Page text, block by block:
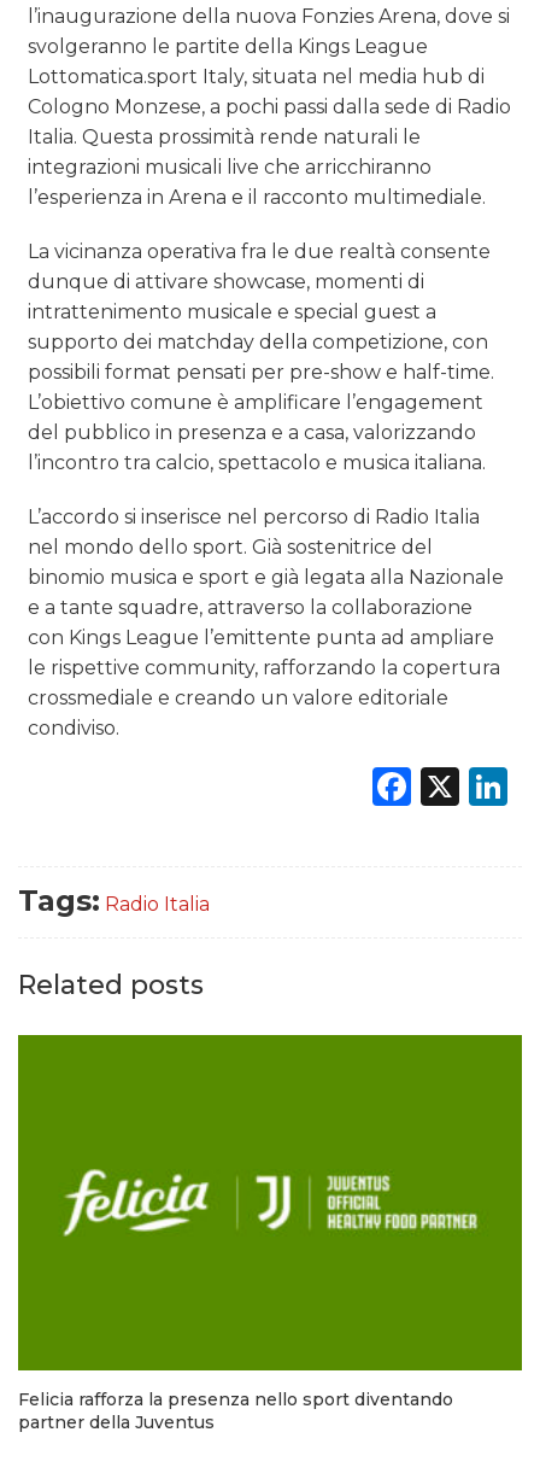
l’inaugurazione della nuova Fonzies Arena, dove si
svolgeranno le partite della Kings League
Lottomatica.sport Italy, situata nel media hub di
Cologno Monzese, a pochi passi dalla sede di Radio
Italia. Questa prossimità rende naturali le
integrazioni musicali live che arricchiranno
l’esperienza in Arena e il racconto multimediale.
La vicinanza operativa fra le due realtà consente
dunque di attivare showcase, momenti di
intrattenimento musicale e special guest a
supporto dei matchday della competizione, con
possibili format pensati per pre-show e half-time.
L’obiettivo comune è amplificare l’engagement
del pubblico in presenza e a casa, valorizzando
l’incontro tra calcio, spettacolo e musica italiana.
L’accordo si inserisce nel percorso di Radio Italia
nel mondo dello sport. Già sostenitrice del
binomio musica e sport e già legata alla Nazionale
e a tante squadre, attraverso la collaborazione
con Kings League l’emittente punta ad ampliare
le rispettive community, rafforzando la copertura
crossmediale e creando un valore editoriale
condiviso.
X
Tags: Radio Italia
Related posts
Felicia rafforza la presenza nello sport diventando
partner della Juventus